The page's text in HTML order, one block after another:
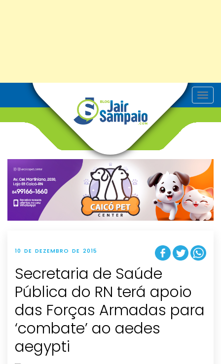
T
o
v
g
t
i
o
n
10 DE DEZEMBRO DE 2015
Secretaria de Saúde
Pública do RN terá apoio
das Forças Armadas para
‘combate’ ao aedes